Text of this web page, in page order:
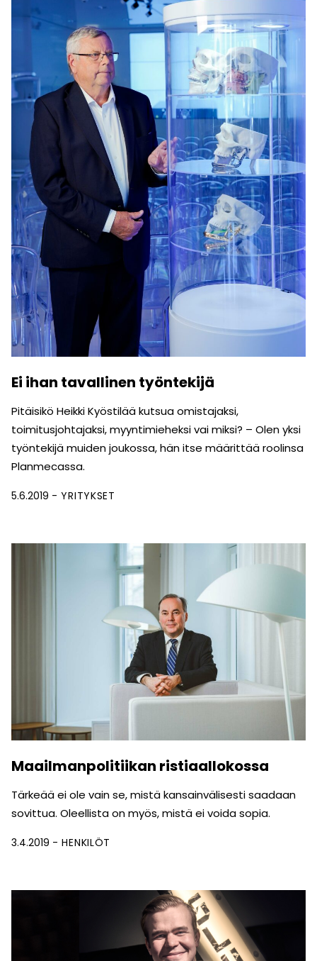
Ei ihan tavallinen työntekijä
Pitäisikö Heikki Kyöstilää kutsua omistajaksi,
toimitusjohtajaksi, myyntimieheksi vai miksi? – Olen yksi
työntekijä muiden joukossa, hän itse määrittää roolinsa
Planmecassa.
5.6.2019 YRITYKSET
Maailmanpolitiikan ristiaallokossa
Tärkeää ei ole vain se, mistä kansainvälisesti saadaan
sovittua. Oleellista on myös, mistä ei voida sopia.
3.4.2019 HENKILÖT